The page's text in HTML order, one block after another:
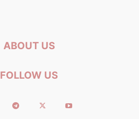
ABOUT US
FOLLOW US